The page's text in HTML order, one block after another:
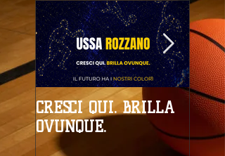
CRESCI QUI. BRILLA
OVUNQUE.
boa